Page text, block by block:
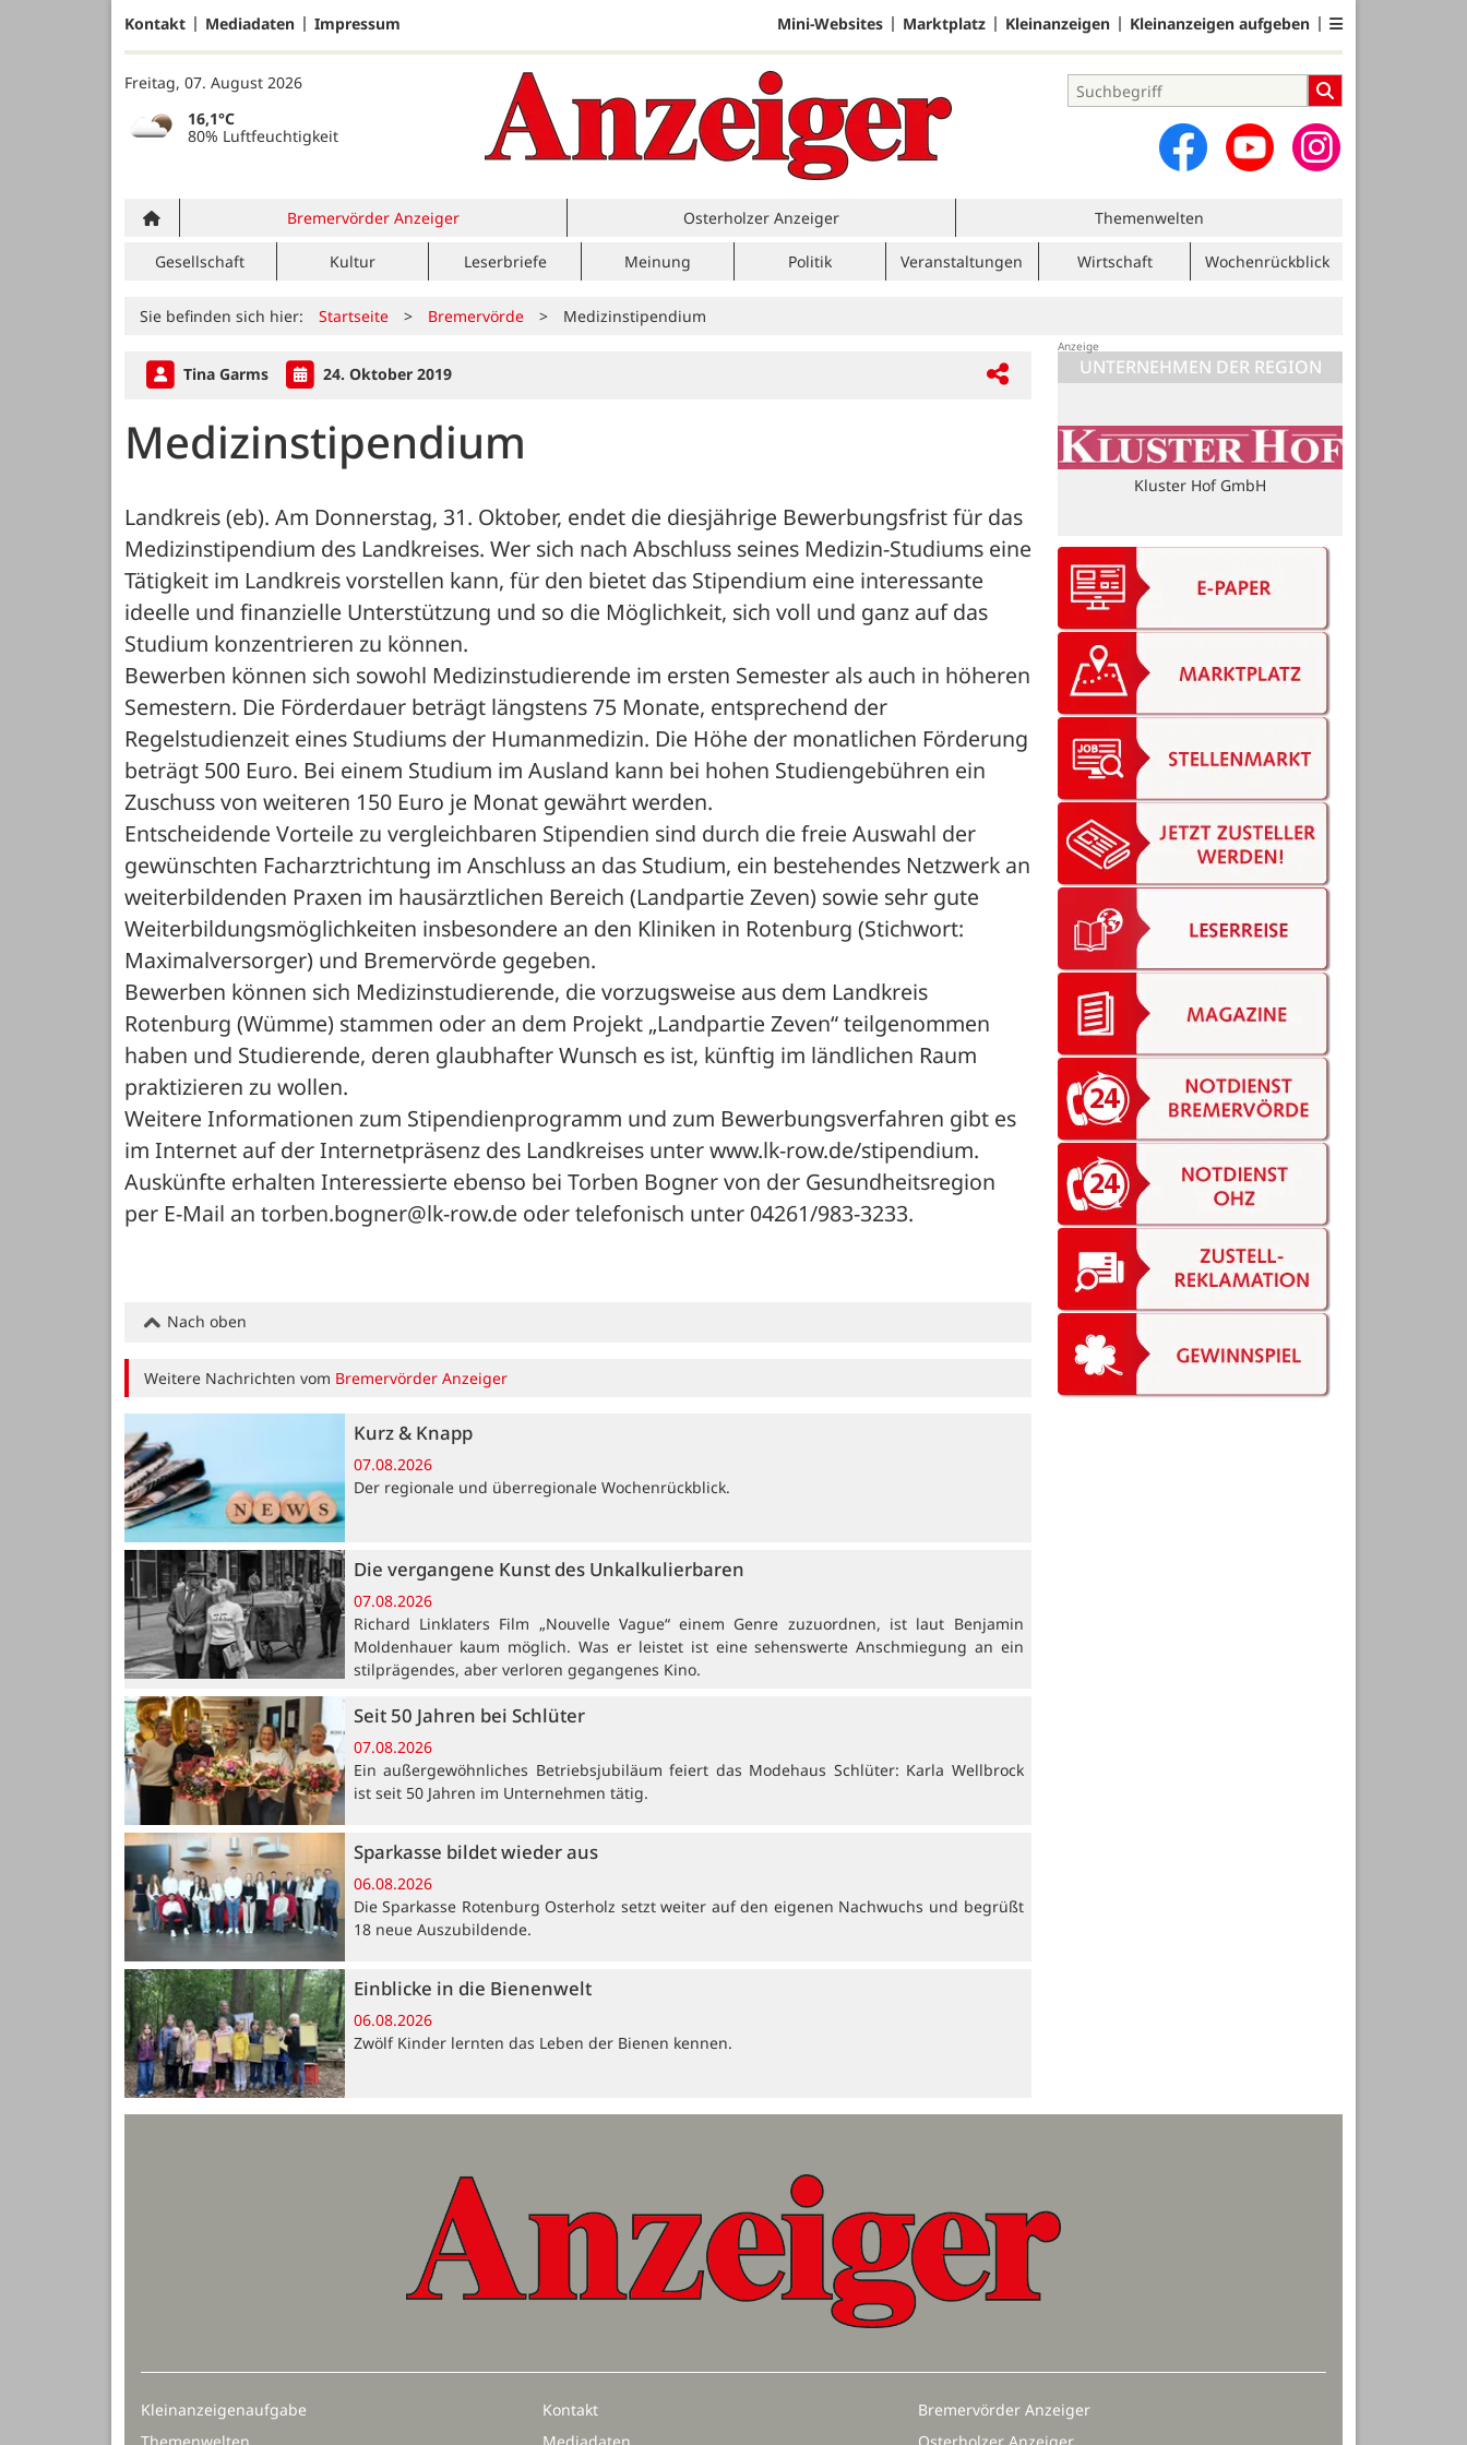
Kontakt Mediadaten Impressum Mini-Websites Marktplatz Kleinanzeigen Kleinanzeigen aufgeben
Freitag, 07. August 2026
16,1°C
80% Luftfeuchtigkeit
Bremervörder Anzeiger Osterholzer Anzeiger Themenwelten
Gesellschaft Kultur Leserbriefe Meinung Politik Veranstaltungen Wirtschaft Wochenrückblick
Sie befinden sich hier: Startseite > Bremervörde > Medizinstipendium
Tina Garms 24. Oktober 2019
Medizinstipendium
Landkreis (eb). Am Donnerstag, 31. Oktober, endet die diesjährige Bewerbungsfrist für das
Medizinstipendium des Landkreises. Wer sich nach Abschluss seines Medizin-Studiums eine
Tätigkeit im Landkreis vorstellen kann, für den bietet das Stipendium eine interessante
ideelle und finanzielle Unterstützung und so die Möglichkeit, sich voll und ganz auf das
Studium konzentrieren zu können.
Bewerben können sich sowohl Medizinstudierende im ersten Semester als auch in höheren
Semestern. Die Förderdauer beträgt längstens 75 Monate, entsprechend der
Regelstudienzeit eines Studiums der Humanmedizin. Die Höhe der monatlichen Förderung
beträgt 500 Euro. Bei einem Studium im Ausland kann bei hohen Studiengebühren ein
Zuschuss von weiteren 150 Euro je Monat gewährt werden.
Entscheidende Vorteile zu vergleichbaren Stipendien sind durch die freie Auswahl der
gewünschten Facharztrichtung im Anschluss an das Studium, ein bestehendes Netzwerk an
weiterbildenden Praxen im hausärztlichen Bereich (Landpartie Zeven) sowie sehr gute
Weiterbildungsmöglichkeiten insbesondere an den Kliniken in Rotenburg (Stichwort:
Maximalversorger) und Bremervörde gegeben.
Bewerben können sich Medizinstudierende, die vorzugsweise aus dem Landkreis
Rotenburg (Wümme) stammen oder an dem Projekt „Landpartie Zeven“ teilgenommen
haben und Studierende, deren glaubhafter Wunsch es ist, künftig im ländlichen Raum
praktizieren zu wollen.
Weitere Informationen zum Stipendienprogramm und zum Bewerbungsverfahren gibt es
im Internet auf der Internetpräsenz des Landkreises unter www.lk-row.de/stipendium.
Auskünfte erhalten Interessierte ebenso bei Torben Bogner von der Gesundheitsregion
per E-Mail an torben.bogner@lk-row.de oder telefonisch unter 04261/983-3233.
Nach oben
Weitere Nachrichten vom Bremervörder Anzeiger
Kurz & Knapp
07.08.2026
Der regionale und überregionale Wochenrückblick.
Die vergangene Kunst des Unkalkulierbaren
07.08.2026
Richard Linklaters Film „Nouvelle Vague“ einem Genre zuzuordnen, ist laut Benjamin
Moldenhauer kaum möglich. Was er leistet ist eine sehenswerte Anschmiegung an ein
stilprägendes, aber verloren gegangenes Kino.
Seit 50 Jahren bei Schlüter
07.08.2026
Ein außergewöhnliches Betriebsjubiläum feiert das Modehaus Schlüter: Karla Wellbrock
ist seit 50 Jahren im Unternehmen tätig.
Sparkasse bildet wieder aus
06.08.2026
Die Sparkasse Rotenburg Osterholz setzt weiter auf den eigenen Nachwuchs und begrüßt
18 neue Auszubildende.
Einblicke in die Bienenwelt
06.08.2026
Zwölf Kinder lernten das Leben der Bienen kennen.
UNTERNEHMEN DER REGION
Kluster Hof GmbH
Kleinanzeigenaufgabe
Themenwelten
Kontakt
Mediadaten
Bremervörder Anzeiger
Osterholzer Anzeiger